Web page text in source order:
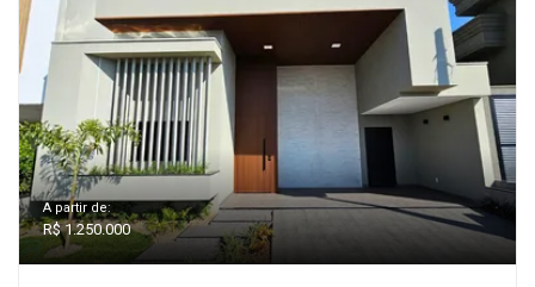
A partir de:
R$ 1.250.000